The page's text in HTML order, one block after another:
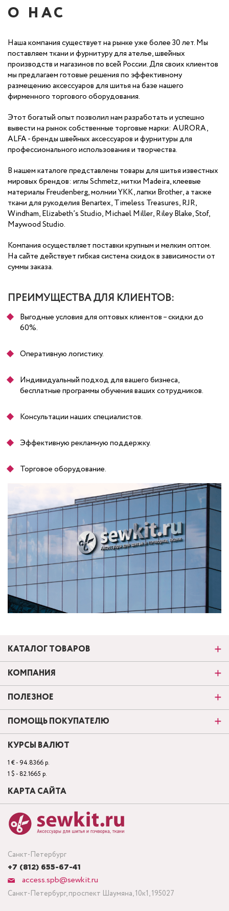
О НАС
Наша компания существует на рынке уже более 30 лет. Мы
поставляем ткани и фурнитуру для ателье, швейных
производств и магазинов по всей России. Для своих клиентов
мы предлагаем готовые решения по эффективному
размещению аксессуаров для шитья на базе нашего
фирменного торгового оборудования.
Этот богатый опыт позволил нам разработать и успешно
вывести на рынок собственные торговые марки: AURORA,
ALFA - бренды швейных аксессуаров и фурнитуры для
профессионального использования и творчества.
В нашем каталоге представлены товары для шитья известных
мировых брендов: иглы Schmetz, нитки Madeira, клеевые
материалы Freudenberg, молнии YKK, лапки Brother, а также
ткани для рукоделия Benartex, Timeless Treasures, RJR,
Windham, Elizabeth’s Studio, Michael Miller, Riley Blake, Stof,
Maywood Studio.
Компания осуществляет поставки крупным и мелким оптом.
На сайте действует гибкая система скидок в зависимости от
суммы заказа.
ПРЕИМУЩЕСТВА ДЛЯ КЛИЕНТОВ:
Выгодные условия для оптовых клиентов – скидки до
60%.
Оперативную логистику.
Индивидуальный подход для вашего бизнеса,
бесплатные программы обучения ваших сотрудников.
Консультации наших специалистов.
Эффективную рекламную поддержку.
Торговое оборудование.
Санкт-Петербург
+7 (812) 655-67-41
access.spb@sewkit.ru
Санкт-Петербург, проспект Шаумяна, 10к1, 195027
КАТАЛОГ ТОВАРОВ
КОМПАНИЯ
ПОЛЕЗНОЕ
ПОМОЩЬ ПОКУПАТЕЛЮ
КУРСЫ ВАЛЮТ
1 € - 94.8366 р.
1 $ - 82.1665 р.
КАРТА САЙТА